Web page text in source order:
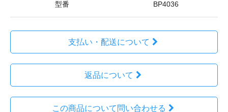
型番 BP4036
支払い・配送について
返品について
この商品について問い合わせる